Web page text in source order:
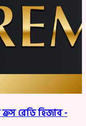
রেডি হিজাব -